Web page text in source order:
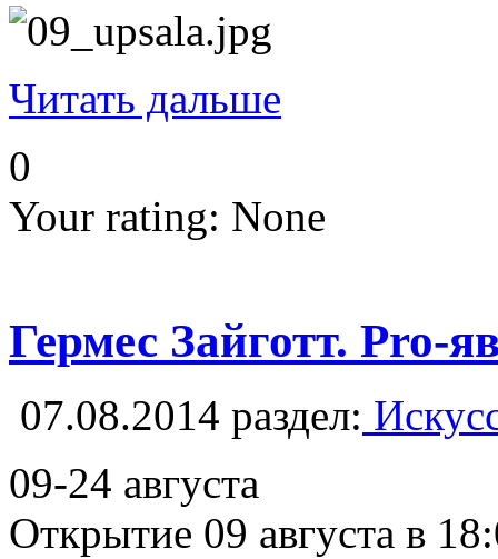
Читать дальше
0
Your rating: None
Гермес Зайготт. Pro-
07.08.2014 раздел:
09-24 августа
Открытие 09 августа в